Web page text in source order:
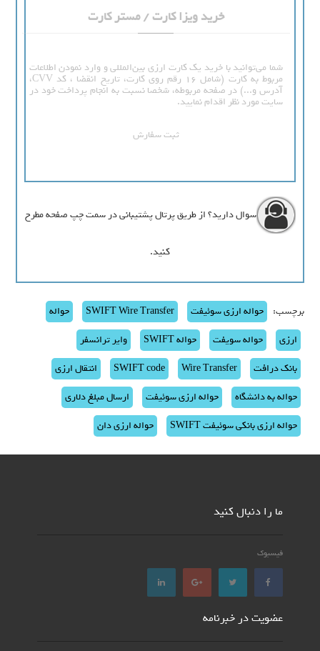
خرید ویزا کارت / مستر کارت
شما می‌توانید با خرید یک کارت ارزی بین‌المللی و وارد نمودن اطلاعات
مربوط به کارت (شامل 16 رقم روی کارت، تاریخ انقضا ، کد CVV،
آدرس و...) در صفحه مربوطه، شخصا نسبت به انجام پرداخت خود در
سایت مورد نظر اقدام نمایید.
ثبت سفارش
سوال دارید؟ از طریق پرتال پشتیبانی در سمت چپ صفحه مطرح
کنید.
برچسب: حواله ارزی سوئیفت SWIFT Wire Transfer
حواله
ارزی
حواله سویفت حواله SWIFT
وایر ترانسفر
بانک درافت
Wire Transfer
SWIFT code
انتقال ارزی
حواله به دانشگاه
حواله ارزی سوئیفت
ارسال مبلغ دلاری
حواله ارزی بانکی سوئیفت SWIFT
حواله ارزی دان
ما را دنبال کنید
فیسبوک
عضویت در خبرنامه